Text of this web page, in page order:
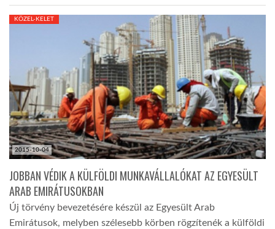
2015-10-04
KÖZEL-KELET
JOBBAN VÉDIK A KÜLFÖLDI MUNKAVÁLLALÓKAT AZ EGYESÜLT
ARAB EMIRÁTUSOKBAN
Új törvény bevezetésére készül az Egyesült Arab
Emirátusok, melyben szélesebb körben rögzítenék a külföldi